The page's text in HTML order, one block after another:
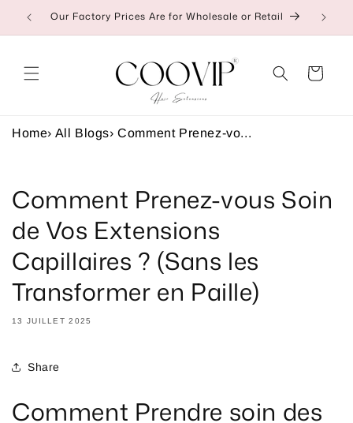
passerOur Factory Prices Are for Wholesale or Retail
Panier
Home› All Blogs› Comment Prenez-vo...
Comment Prenez-vous Soin
de Vos Extensions
Capillaires ? (Sans les
Transformer en Paille)
13 JUILLET 2025
Share
Comment Prendre soin des